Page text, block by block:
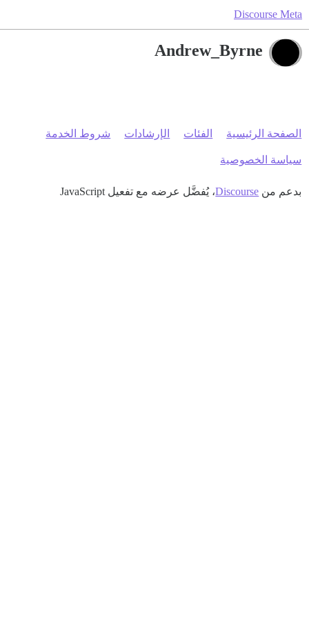
Discourse Meta
Andrew_Byrne
الصفحة الرئيسية الفئات الإرشادات شروط الخدمة
سياسة الخصوصية
بدعم من Discourse، يُفضَّل عرضه مع تفعيل JavaScript